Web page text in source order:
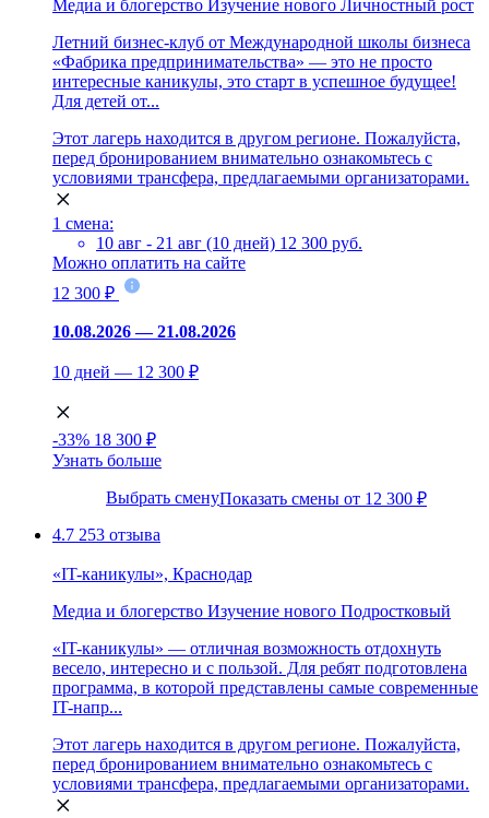
Медиа и блогерство Изучение нового Личностный рост
Летний бизнес-клуб от Международной школы бизнеса
«Фабрика предпринимательства» — это не просто
интересные каникулы, это старт в успешное будущее!
Для детей от...
Этот лагерь находится в другом регионе. Пожалуйста,
перед бронированием внимательно ознакомьтесь с
условиями трансфера, предлагаемыми организаторами.
1 смена:
10 авг - 21 авг (10 дней) 12 300 руб.
Можно оплатить на сайте
12 300 ₽
10.08.2026 — 21.08.2026
10 дней — 12 300 ₽
-33% 18 300 ₽
Узнать больше
Выбрать сменуПоказать смены от 12 300 ₽
4.7 253 отзыва
«IT-каникулы», Краснодар
Медиа и блогерство Изучение нового Подростковый
«IT-каникулы» — отличная возможность отдохнуть
весело, интересно и с пользой. Для ребят подготовлена
программа, в которой представлены самые современные
IT-напр...
Этот лагерь находится в другом регионе. Пожалуйста,
перед бронированием внимательно ознакомьтесь с
условиями трансфера, предлагаемыми организаторами.